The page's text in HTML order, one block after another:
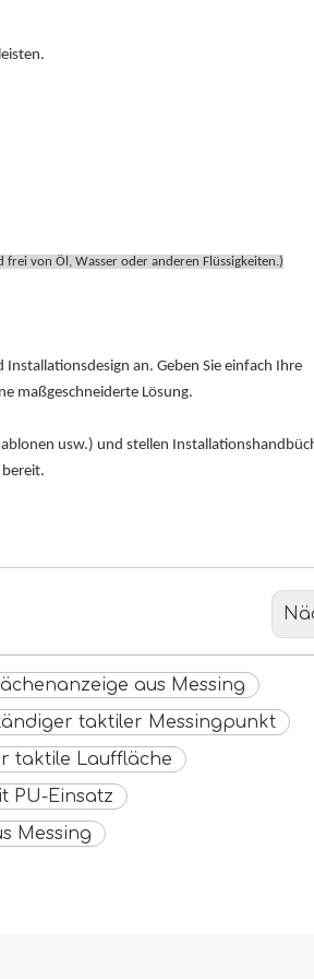
von Öl, Wasser oder anderen Flüssigkeiten.)
an. Geben Sie einfach Ihre
maßgeschneiderte Lösung.
usw.) und stellen
aus Messing
taktiler Messingpunkt
taktile Lauffläche
PU-Einsatz
Messing